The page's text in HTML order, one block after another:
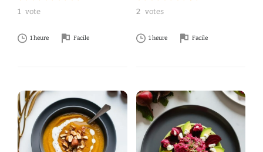
1 vote
1 heure Facile
2 votes
1 heure Facile